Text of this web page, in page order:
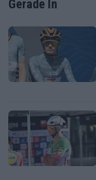
Gerade In